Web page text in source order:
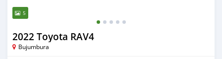
5
2022 Toyota RAV4
Bujumbura